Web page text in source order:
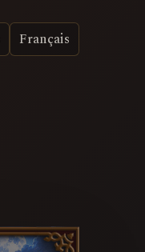
Français